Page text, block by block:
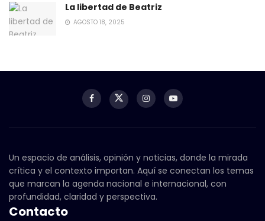
La libertad de Beatriz
AGOSTO 18, 2025
Un espacio de análisis, opinión y noticias, donde la mirada
crítica y el contexto importan. Aquí se conectan los temas
que marcan la agenda nacional e internacional, con
profundidad, claridad y perspectiva.
Contacto